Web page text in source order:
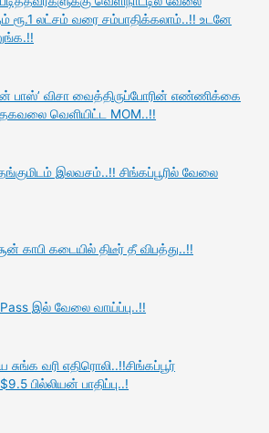
ரூ.1 லட்சம் வரை சம்பாதிக்கலாம்..!! உடனே
பாஸ்’ விசா வைத்திருப்போரின் எண்ணிக்கை
தகவலை வெளியிட்ட MOM..!!
இலவசம்..!! சிங்கப்பூரில் வேலை
காபி கடையில் திடீர் தீ விபத்து..!!
Pass இல் வேலை வாய்ப்பு..!!
சுங்க வரி எதிரொலி..!!சிங்கப்பூர்
பில்லியன் பாதிப்பு..!